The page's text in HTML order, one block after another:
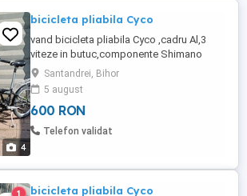
4
bicicleta pliabila Cyco
vand bicicleta pliabila Cyco ,cadru Al,3
viteze in butuc,componente Shimano
Deore,roti 20",cauciucuri aproape
noi,complet echipata,stare perfecta.
Santandrei, Bihor
5 august
600 RON
Telefon validat
bicicleta pliabila Cyco